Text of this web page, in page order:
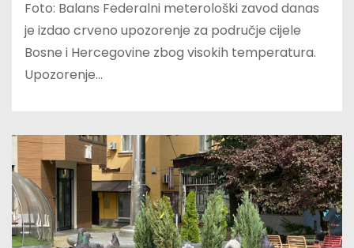
Foto: Balans Federalni meterološki zavod danas
je izdao crveno upozorenje za područje cijele
Bosne i Hercegovine zbog visokih temperatura.
Upozorenje…